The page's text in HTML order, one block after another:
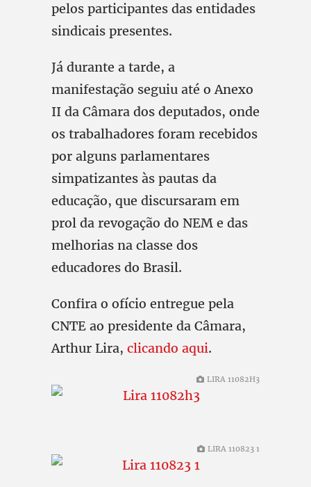
pelos participantes das entidades
sindicais presentes.
Já durante a tarde, a
manifestação seguiu até o Anexo
II da Câmara dos deputados, onde
os trabalhadores foram recebidos
por alguns parlamentares
simpatizantes às pautas da
educação, que discursaram em
prol da revogação do NEM e das
melhorias na classe dos
educadores do Brasil.
Confira o ofício entregue pela
CNTE ao presidente da Câmara,
Arthur Lira, clicando aqui.
LIRA 11082H3
LIRA 110823 1